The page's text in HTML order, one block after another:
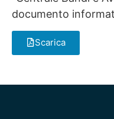
documento
Scarica